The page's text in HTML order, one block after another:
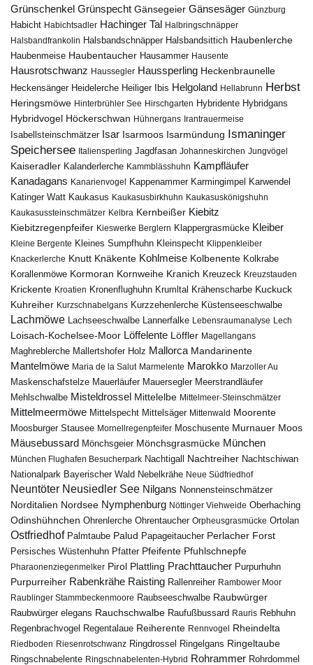
Grünschenkel Grünspecht Gänsegeier Gänsesäger Günzburg
Habicht Habichtsadler Hachinger Tal Halbringschnäpper
Halsbandfrankolin Halsbandschnäpper Halsbandsittich Haubenlerche
Haubenmeise Haubentaucher Hausammer Hausente
Hausrotschwanz Haussegler Haussperling Heckenbraunelle
Heckensänger Heidelerche Heiliger Ibis Helgoland Hellabrunn Herbst
Heringsmöwe Hinterbrühler See Hirschgarten Hybridente Hybridgans
Hybridvogel Höckerschwan Hühnergans Irantrauermeise
Isabellsteinschmätzer Isar Isarmoos Isarmündung Ismaninger
Speichersee Italiensperling Jagdfasan Johanneskirchen Jungvögel
Kaiseradler Kalanderlerche Kammblässhuhn Kampfläufer
Kanadagans Kanarienvogel Kappenammer Karmingimpel Karwendel
Katinger Watt Kaukasus Kaukasusbirkhuhn Kaukasuskönigshuhn
Kaukasussteinschmätzer Kelbra Kernbeißer Kiebitz
Kiebitzregenpfeifer Kieswerke Berglern Klappergrasmücke Kleiber
Kleine Bergente Kleines Sumpfhuhn Kleinspecht Klippenkleiber
Knackerlerche Knutt Knäkente Kohlmeise Kolbenente Kolkrabe
Korallenmöwe Kormoran Kornweihe Kranich Kreuzeck Kreuzstauden
Krickente Kroatien Kronenflughuhn Krumltal Krähenscharbe Kuckuck
Kuhreiher Kurzschnabelgans Kurzzehenlerche Küstenseeschwalbe
Lachmöwe Lachseeschwalbe Lannerfalke Lebensraumanalyse Lech
Loisach-Kochelsee-Moor Löffelente Löffler Magellangans
Maghreblerche Mallertshofer Holz Mallorca Mandarinente
Mantelmöwe Maria de la Salut Marmelente Marokko Marzoller Au
Maskenschafstelze Mauerläufer Mauersegler Meerstrandläufer
Mehlschwalbe Misteldrossel Mittelelbe Mittelmeer-Steinschmätzer
Mittelmeermöwe Mittelspecht Mittelsäger Mittenwald Moorente
Moosburger Stausee Mornellregenpfeifer Moschusente Murnauer Moos
Mäusebussard Mönchsgeier Mönchsgrasmücke München
München Flughafen Besucherpark Nachtigall Nachtreiher Nachtschiwan
Nationalpark Bayerischer Wald Nebelkrähe Neue Südfriedhof
Neuntöter Neusiedler See Nilgans Nonnensteinschmätzer
Norditalien Nordsee Nymphenburg Nöttinger Viehweide Oberhaching
Odinshühnchen Ohrenlerche Ohrentaucher Orpheusgrasmücke Ortolan
Ostfriedhof Palmtaube Palud Papageitaucher Perlacher Forst
Persisches Wüstenhuhn Pfatter Pfeifente Pfuhlschnepfe
Pharaonenziegenmelker Pirol Plattling Prachttaucher Purpurhuhn
Purpurreiher Rabenkrähe Raisting Rallenreiher Rambower Moor
Raublinger Stammbeckenmoore Raubseeschwalbe Raubwürger
Raubwürger elegans Rauchschwalbe Raufußbussard Rauris Rebhuhn
Regenbrachvogel Regentalaue Reiherente Rennvogel Rheindelta
Riedboden Riesenrotschwanz Ringdrossel Ringelgans Ringeltaube
Ringschnabelente Ringschnabelenten-Hybrid Rohrammer Rohrdommel